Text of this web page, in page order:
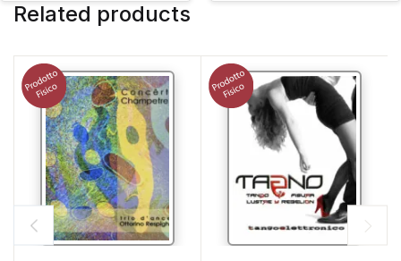
Related products